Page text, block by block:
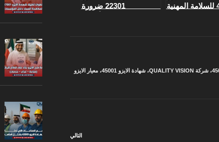
45001 للسلامة المهنية
22301 ضرورة
،شركة QUALITY VISION ،شهادة الايزو 45001 ،معيار الايزو
المقالةالتالي